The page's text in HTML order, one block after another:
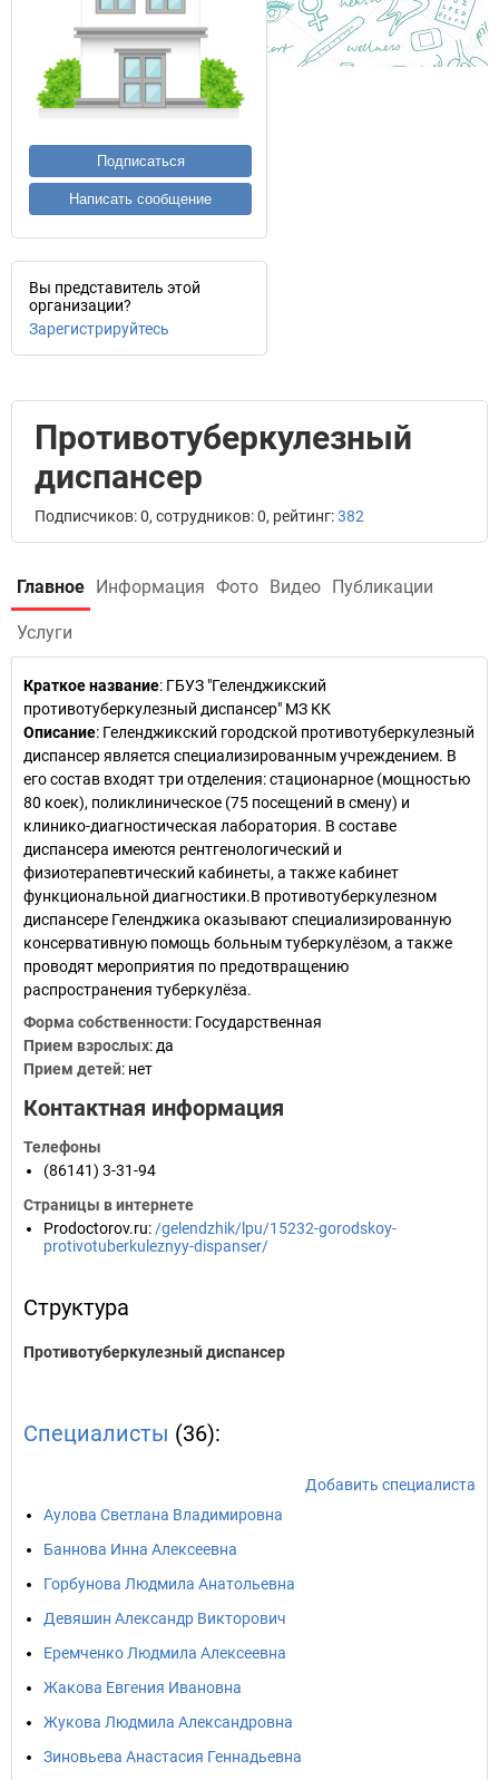
Подписаться
Написать сообщение
Вы представитель этой
организации?
Зарегистрируйтесь
Противотуберкулезный
диспансер
Подписчиков: 0, сотрудников: 0, рейтинг:382
Главное Информация Фото Видео Публикации
Услуги
Краткое название: ГБУЗ "Геленджикский
противотуберкулезный диспансер" МЗ КК
Описание: Геленджикский городской противотуберкулезный
диспансер является специализированным учреждением. В
его состав входят три отделения: стационарное (мощностью
80 коек), поликлиническое (75 посещений в смену) и
клинико-диагностическая лаборатория. В составе
диспансера имеются рентгенологический и
физиотерапевтический кабинеты, а также кабинет
функциональной диагностики.В противотуберкулезном
диспансере Геленджика оказывают специализированную
консервативную помощь больным туберкулёзом, а также
проводят мероприятия по предотвращению
распространения туберкулёза.
Форма собственности: Государственная
Прием взрослых: да
Прием детей: нет
Контактная информация
Телефоны
(86141) 3-31-94
Страницы в интернете
Prodoctorov.ru: /gelendzhik/lpu/15232-gorodskoy-
protivotuberkuleznyy-dispanser/
Структура
Противотуберкулезный диспансер
Специалисты (36):
Добавить специалиста
Аулова Светлана Владимировна
Баннова Инна Алексеевна
Горбунова Людмила Анатольевна
Девяшин Александр Викторович
Еремченко Людмила Алексеевна
Жакова Евгения Ивановна
Жукова Людмила Александровна
Зиновьева Анастасия Геннадьевна